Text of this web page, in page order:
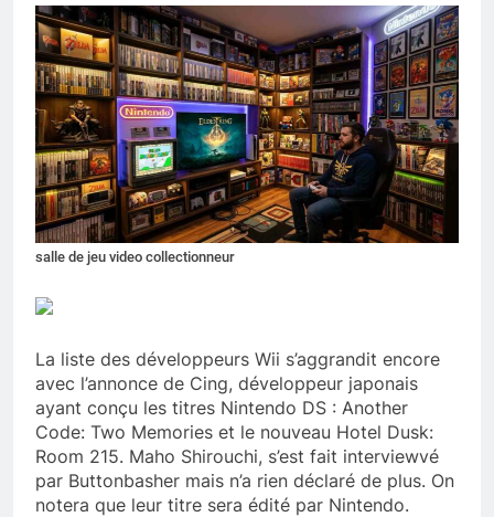
salle de jeu video collectionneur
La liste des développeurs Wii s’aggrandit encore
avec l’annonce de Cing, développeur japonais
ayant conçu les titres Nintendo DS : Another
Code: Two Memories et le nouveau Hotel Dusk:
Room 215. Maho Shirouchi, s’est fait interviewvé
par Buttonbasher mais n’a rien déclaré de plus. On
notera que leur titre sera édité par Nintendo.